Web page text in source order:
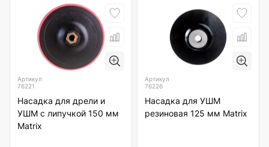
Артикул
76221
Насадка для дрели и
УШМ с липучкой 150 мм
Matrix
Артикул
76226
Насадка для УШМ
резиновая 125 мм Matrix